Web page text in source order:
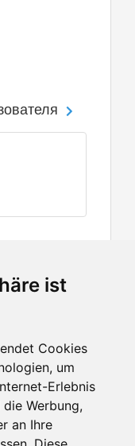
ist
Cookies
um
Erlebnis
Werbung,
an Ihre